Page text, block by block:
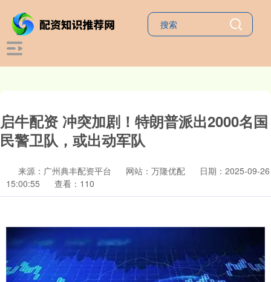
启牛配资 冲突加剧！特朗普派出2000名国
民警卫队，或出动军队
来源：广州典丰配资平台 网站：万隆优配
日期：2025-09-26
15:00:55
查看：110